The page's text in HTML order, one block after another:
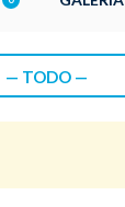
— TODO —